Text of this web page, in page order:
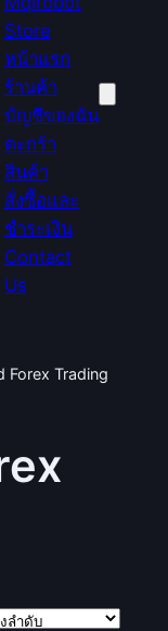
Store
หน้าแรก
ร้านค้า
บัญชีของฉัน
ตะกร้า
สินค้า
สั่งซื้อและ
ชำระเงิน
Contact
Us
Forex Trading